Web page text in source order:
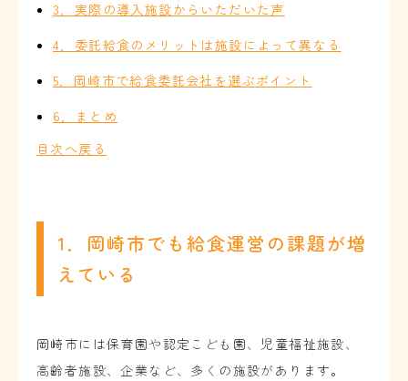
3．実際の導入施設からいただいた声
4．委託給食のメリットは施設によって異なる
5．岡崎市で給食委託会社を選ぶポイント
6．まとめ
目次へ戻る
1．岡崎市でも給食運営の課題が増
えている
岡崎市には保育園や認定こども園、児童福祉施設、
高齢者施設、企業など、多くの施設があります。